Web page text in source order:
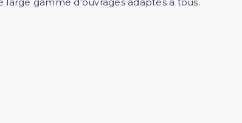
large gamme d'ouvrages adaptés à tous.